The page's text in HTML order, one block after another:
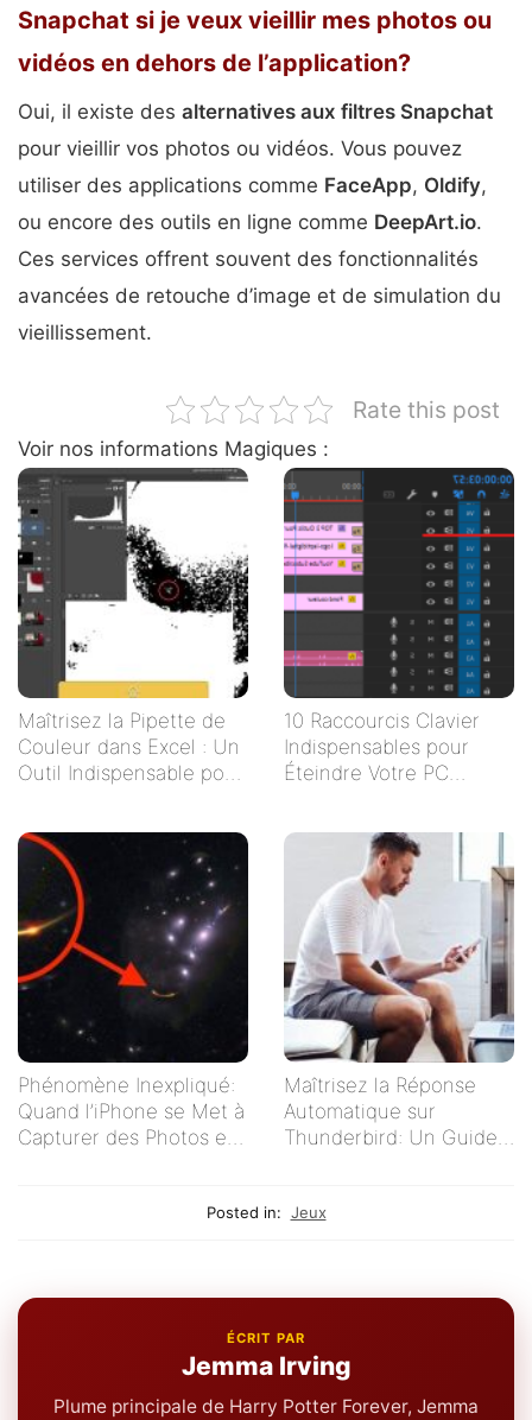
Snapchat si je veux vieillir mes photos ou
vidéos en dehors de l’application?
Oui, il existe des alternatives aux filtres Snapchat
pour vieillir vos photos ou vidéos. Vous pouvez
utiliser des applications comme FaceApp, Oldify,
ou encore des outils en ligne comme DeepArt.io.
Ces services offrent souvent des fonctionnalités
avancées de retouche d’image et de simulation du
vieillissement.
Rate this post
Voir nos informations Magiques :
Maîtrisez la Pipette de
Couleur dans Excel : Un
Outil Indispensable pour
10 Raccourcis Clavier
Indispensables pour
Éteindre Votre PC
Phénomène Inexpliqué:
Quand l’iPhone se Met à
Capturer des Photos en
Maîtrisez la Réponse
Automatique sur
Thunderbird: Un Guide
Posted in: Jeux
ÉCRIT PAR
Jemma Irving
Plume principale de Harry Potter Forever, Jemma